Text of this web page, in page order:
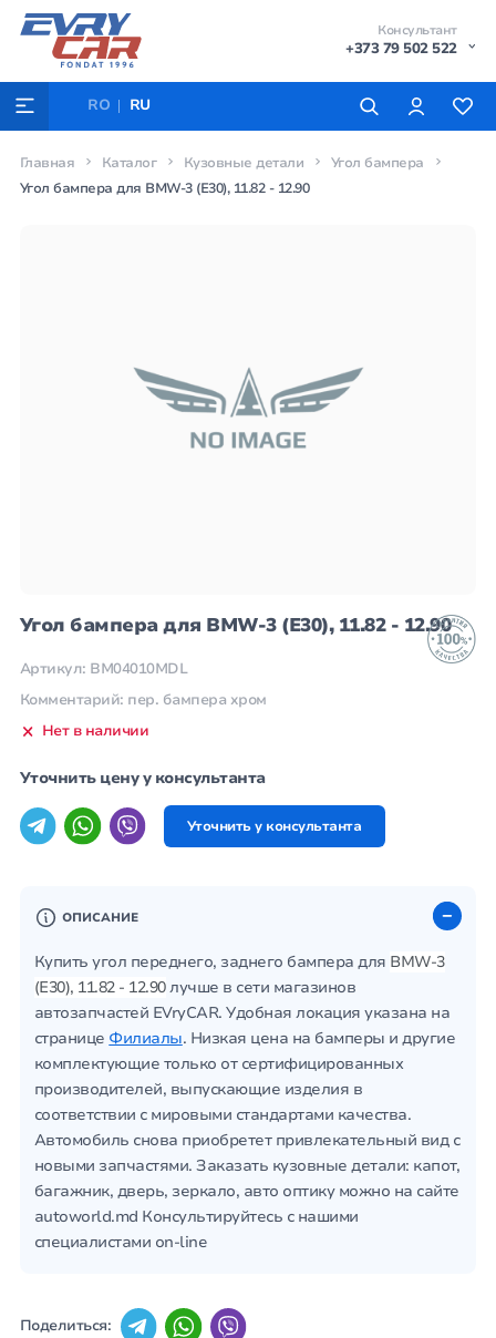
Консультант
+373 79 502 522
RO RU
Главная Каталог Кузовные детали
Угол бампера
Угол бампера для BMW-3 (E30), 11.82 - 12.90
Угол бампера для BMW-3 (E30), 11.82 - 12.90
Артикул: BM04010MDL
Комментарий: пер. бампера хром
Нет в наличии
Уточнить цену у консультанта
Уточнить у консультанта
ОПИСАНИЕ
Купить угол переднего, заднего бампера для BMW-3
(E30), 11.82 - 12.90лучше в сети магазинов
автозапчастей EVryCAR. Удобная локация указана на
странице Филиалы. Низкая цена на бамперы и другие
комплектующие только от сертифицированных
производителей, выпускающие изделия в
соответствии с мировыми стандартами качества.
Автомобиль снова приобретет привлекательный вид с
новыми запчастями. Заказать кузовные детали: капот,
багажник, дверь, зеркало, авто оптику можно на сайте
autoworld.md Консультируйтесь с нашими
специалистами оn-line
Поделиться: